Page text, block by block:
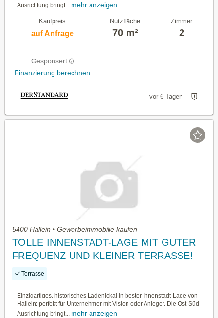
Ausrichtung bringt...
mehr anzeigen
Kaufpreis
auf Anfrage
—
Gesponsert
Finanzierung berechnen
Nutzfläche
70 m²
Zimmer
2
vor 6 Tagen
5400 Hallein • Gewerbeimmobilie kaufen
TOLLE INNENSTADT-LAGE MIT GUTER
FREQUENZ UND KLEINER TERRASSE!
Terrasse
Einzigartiges, historisches Ladenlokal in bester Innenstadt-Lage von
Hallein: perfekt für Unternehmer mit Vision oder Anleger. Die Ost-Süd-
Ausrichtung bringt... mehr anzeigen